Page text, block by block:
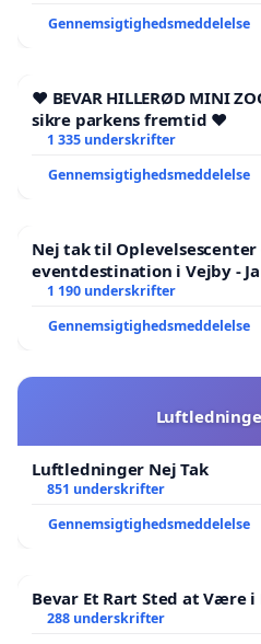
Gennemsigtighedsmeddelelse
❤️ BEVAR HILLERØD MINI
sikre parkens fremtid ❤️
1 335 underskrifter
Gennemsigtighedsmeddelelse
Nej tak til
eventdestination i Vejby -
lokalområde i balance
1 190 underskrifter
Gennemsigtighedsmeddelelse
Luftledninger Nej Tak
851 underskrifter
Gennemsigtighedsmeddelelse
Bevar Et Rart Sted at Være i
288 underskrifter